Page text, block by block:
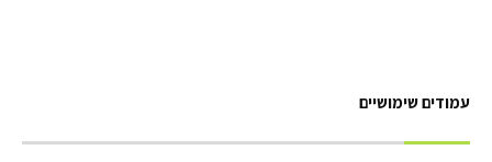
עמודים שימושיים